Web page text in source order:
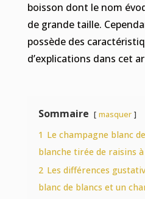
boisson dont le nom
de grande taille.
possède des
d’explications dans cet
Sommaire masquer
1 Le champagne blanc
blanche tirée de raisins
2 Les différences
blanc de blancs et un